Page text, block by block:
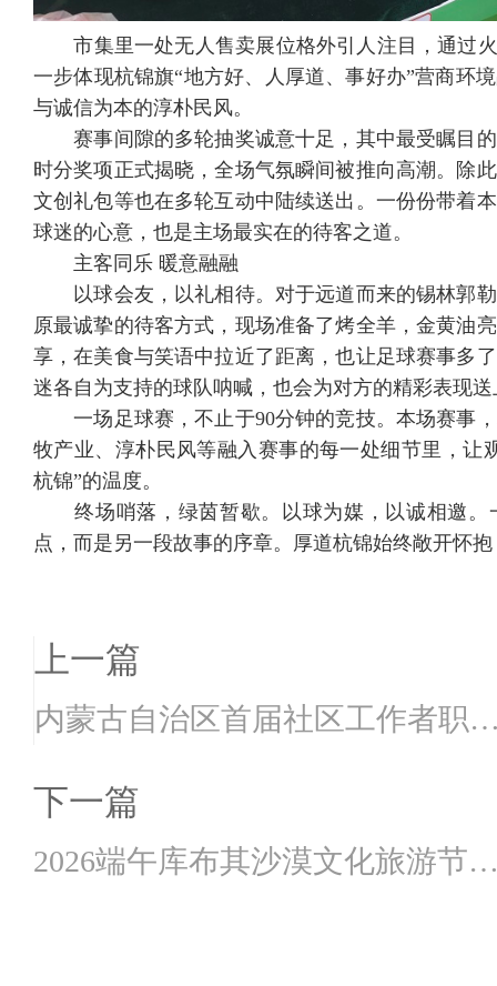
市集里一处无人售卖展位格外引人注目，通过火
一步体现杭锦旗“地方好、人厚道、事好办”营商环
与诚信为本的淳朴民风。
赛事间隙的多轮抽奖诚意十足，其中最受瞩目的
时分奖项正式揭晓，全场气氛瞬间被推向高潮。除
文创礼包等也在多轮互动中陆续送出。一份份带着
球迷的心意，也是主场最实在的待客之道。
主客同乐 暖意融融
以球会友，以礼相待。对于远道而来的锡林郭勒
原最诚挚的待客方式，现场准备了烤全羊，金黄油
享，在美食与笑语中拉近了距离，也让足球赛事多
迷各自为支持的球队呐喊，也会为对方的精彩表现
一场足球赛，不止于90分钟的竞技。本场赛事，
牧产业、淳朴民风等融入赛事的每一处细节里，让
杭锦”的温度。
终场哨落，绿茵暂歇。以球为媒，以诚相邀。
点，而是另一段故事的序章。厚道杭锦始终敞开怀
上一篇
内蒙古自治区首届社区工作者职
下一篇
2026端午库布其沙漠文化旅游节